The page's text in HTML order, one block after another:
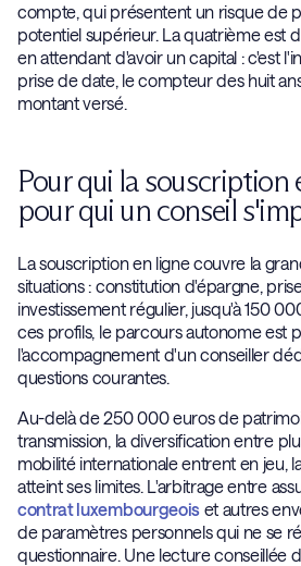
compte, qui présentent un risque de
potentiel supérieur. La quatrième est
en attendant d'avoir un capital : c'est
prise de date, le compteur des huit
montant versé.
Pour qui la souscription
pour qui un conseil
La souscription en ligne couvre la
situations : constitution d'épargne,
investissement régulier, jusqu'à 150
ces profils, le parcours autonome est
l'accompagnement d'un conseiller
questions courantes.
Au-delà de 250 000 euros de
transmission, la diversification entre
mobilité internationale entrent en jeu,
atteint ses limites. L'arbitrage entre
contrat luxembourgeoiset autres
de paramètres personnels qui ne se
questionnaire. Une lecture conseillée